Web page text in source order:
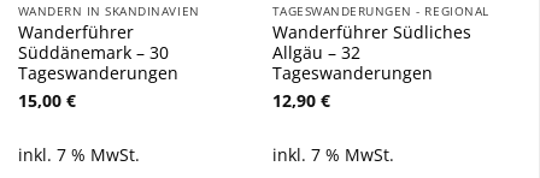
WANDERN IN SKANDINAVIEN
Wanderführer
Süddänemark – 30
Tageswanderungen
15,00 €
inkl. 7 % MwSt.
TAGESWANDERUNGEN - REGIONAL
Wanderführer Südliches
Allgäu – 32
Tageswanderungen
12,90 €
inkl. 7 % MwSt.